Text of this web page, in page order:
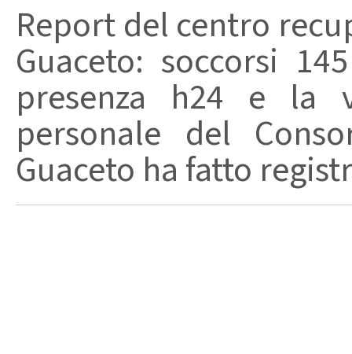
Report del centro
Guaceto: soccorsi
presenza h24 e la
personale del
Guaceto ha fatto